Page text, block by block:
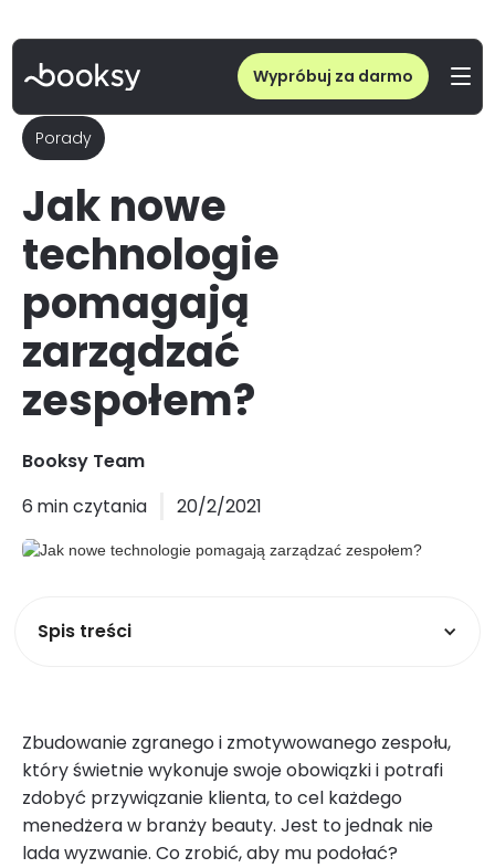
Wypróbuj za darmo
Porady
Jak nowe
technologie
pomagają
zarządzać
zespołem?
Booksy Team
6 min czytania 20/2/2021
Spis treści
Zbudowanie zgranego i zmotywowanego zespołu,
który świetnie wykonuje swoje obowiązki i potrafi
zdobyć przywiązanie klienta, to cel każdego
menedżera w branży beauty. Jest to jednak nie
lada wyzwanie. Co zrobić, aby mu podołać?